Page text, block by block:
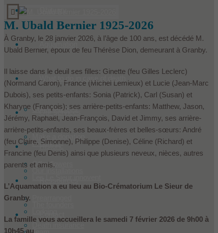
Aquamation
Condoleances
Make a donation
Offer flowers
Our services
Products
Historic
M. Ubald Bernier 1925-2026
À Granby, le 28 janvier 2026, à l’âge de 100 ans, est décédé M.
Ubald Bernier, époux de feu Thérèse Dion, demeurant à Granby.
Il laisse dans le deuil ses filles: Ginette (feu Gilles Leclerc)
(Normand Caron), France (Michel Lemieux) et Lucie (Jean-Marc
Dubois), ses petits-enfants: Sonia (Patrick), Carl (Susan) et
Kharyne (François); ses arrière-petits-enfants: Matthew, Jason,
Jérémy, Raphaël, Jean-François, David et Jimmy, ses arrière-
arrière-petits-enfants, ses beaux-frères et belles-sœurs: André
(feu Claire, Simonne), Philippe (Denise), Céline (Richard) et
Francine (feu Denis) ainsi que plusieurs neveux, nièces, autres
parents et amis.
L’Aquamation a eu lieu au Bio-Crématorium Le Sieur de
Granby.
La famille vous accueillera le samedi 7 février 2026 de 9h00 à
10h45 au